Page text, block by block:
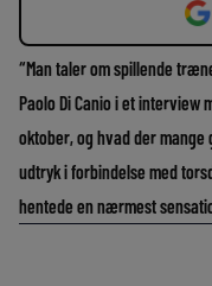
“Man taler om spillende
Paolo Di Canio i et interview
oktober, og hvad der
udtryk i forbindelse med
hentede en nærmest